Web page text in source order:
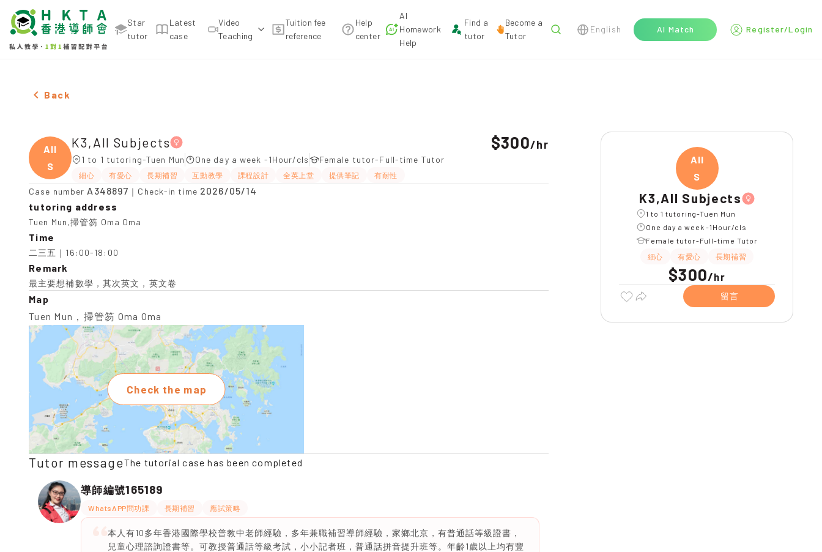
Star
tutor
Latest
case
Video
Teaching
Tuition fee
reference
Help
center
AI
Homework
Help
Find a
tutor
Become a
Tutor
English AI Match Register/Login
Female K3,All Subjects，Tuen Mun Tuition recommendation
Back
All
S
K3,All Subjects
1 to 1 tutoring-Tuen Mun One day a week -1Hour/cls Female tutor-Full-time Tutor
細心 有愛心 長期補習 互動教學 課程設計 全英上堂 提供筆記 有耐性
$300/hr
Case number A348897 ｜Check-in time 2026/05/14
tutoring address
Tuen Mun,掃管笏 Oma Oma
Time
二三五｜16:00-18:00
Remark
最主要想補數學，其次英文，英文卷
Map
Tuen Mun，掃管笏 Oma Oma
Check the map
Tutor messageThe tutorial case has been completed
導師編號165189
WhatsAPP問功課 長期補習 應試策略
本人有10多年香港國際學校普教中老師經驗，多年兼職補習導師經驗，家鄉北京，有普通話等級證書，
兒童心理諮詢證書等。可教授普通話等級考試，小小記者班，普通話拼音提升班等。年齡1歲以上均有豐
All
S
K3,All Subjects
1 to 1 tutoring-Tuen Mun
One day a week -1Hour/cls
Female tutor-Full-time Tutor
細心
有愛心 長期補習
$300/hr
留言